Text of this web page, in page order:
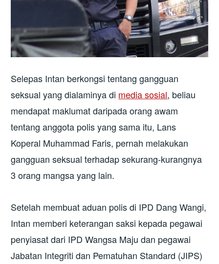
Selepas Intan berkongsi tentang gangguan
seksual yang dialaminya di media sosial, beliau
mendapat maklumat daripada orang awam
tentang anggota polis yang sama itu, Lans
Koperal Muhammad Faris, pernah melakukan
gangguan seksual terhadap sekurang-kurangnya
3 orang mangsa yang lain.
Setelah membuat aduan polis di IPD Dang Wangi,
Intan memberi keterangan saksi kepada pegawai
penyiasat dari IPD Wangsa Maju dan pegawai
Jabatan Integriti dan Pematuhan Standard (JIPS)